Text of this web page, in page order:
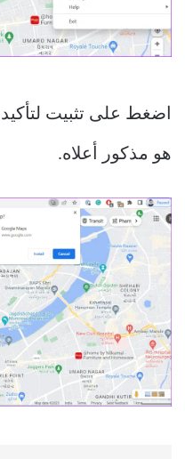
اضغط على تثبيت
هو مذكور أعلاه.